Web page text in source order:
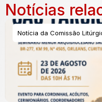
Notícias
Notícia da Comissão